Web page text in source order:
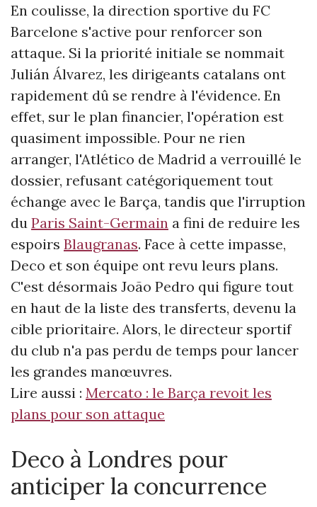
En coulisse, la direction sportive du FC
Barcelone s'active pour renforcer son
attaque. Si la priorité initiale se nommait
Julián Álvarez, les dirigeants catalans ont
rapidement dû se rendre à l'évidence. En
effet, sur le plan financier, l'opération est
quasiment impossible. Pour ne rien
arranger, l'Atlético de Madrid a verrouillé le
dossier, refusant catégoriquement tout
échange avec le Barça, tandis que l'irruption
du Paris Saint-Germain a fini de reduire les
espoirs Blaugranas. Face à cette impasse,
Deco et son équipe ont revu leurs plans.
C'est désormais João Pedro qui figure tout
en haut de la liste des transferts, devenu la
cible prioritaire. Alors, le directeur sportif
du club n'a pas perdu de temps pour lancer
les grandes manœuvres.
Lire aussi : Mercato : le Barça revoit les
plans pour son attaque
Deco à Londres pour
anticiper la concurrence